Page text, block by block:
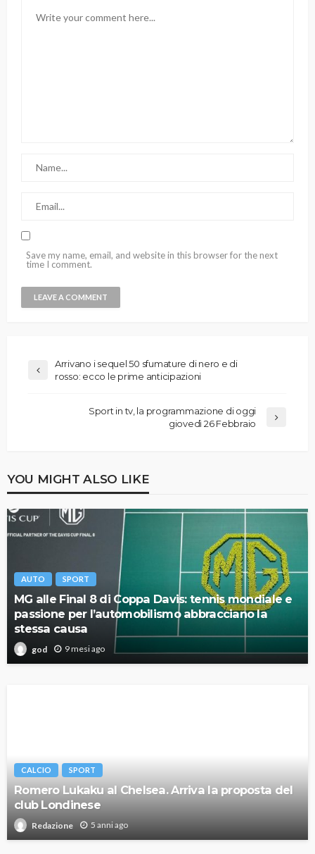
Save my name, email, and website in this browser for the next
time I comment.
Arrivano i sequel 50 sfumature di nero e di
rosso: ecco le prime anticipazioni
Sport in tv, la programmazione di oggi
giovedì 26 Febbraio
YOU MIGHT ALSO LIKE
AUTO SPORT
MG alle Final 8 di Coppa Davis: tennis mondiale e
passione per l’automobilismo abbracciano la
stessa causa
god 9 mesi ago
CALCIO SPORT
Romero Lukaku al Chelsea. Arriva la proposta del
club Londinese
Redazione 5 anni ago